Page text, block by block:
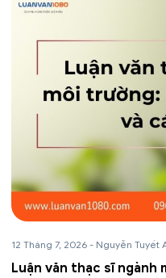
12 Tháng 7, 2026 - Nguyễn Tuyết
Luận văn thạc sĩ